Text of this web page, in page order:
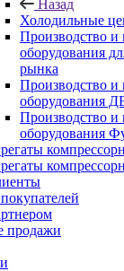
Назад
Холодильные
Производство и
оборудования
рынка
Производство и
оборудования
Производство и
оборудования
продажи